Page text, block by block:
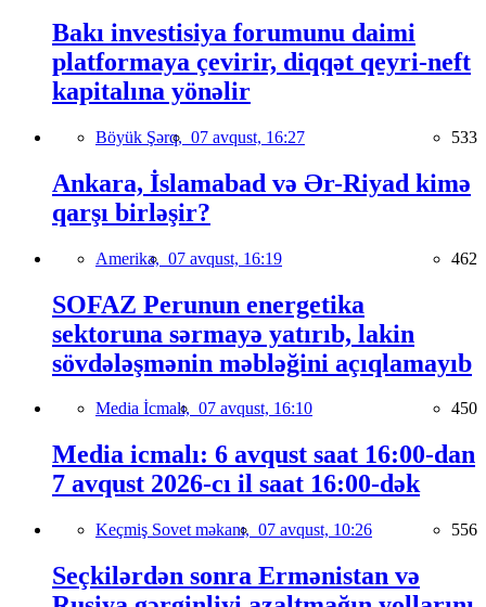
Bakı investisiya forumunu daimi
platformaya çevirir, diqqət qeyri-neft
kapitalına yönəlir
Böyük Şərq, 07 avqust, 16:27 533
Ankara, İslamabad və Ər-Riyad kimə
qarşı birləşir?
Amerika, 07 avqust, 16:19 462
SOFAZ Perunun energetika
sektoruna sərmayə yatırıb, lakin
sövdələşmənin məbləğini açıqlamayıb
Media İcmalı, 07 avqust, 16:10 450
Media icmalı: 6 avqust saat 16:00-dan
7 avqust 2026-cı il saat 16:00-dək
Keçmiş Sovet məkanı, 07 avqust, 10:26 556
Seçkilərdən sonra Ermənistan və